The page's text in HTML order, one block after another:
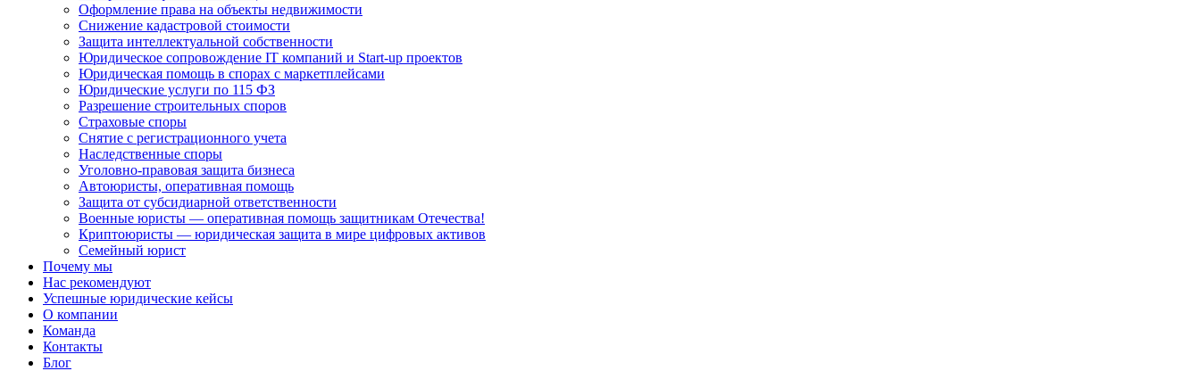
Оформление права на объекты недвижимости
Снижение кадастровой стоимости
Защита интеллектуальной собственности
Юридическое сопровождение IT компаний и Start-up проектов
Юридическая помощь в спорах с маркетплейсами
Юридические услуги по 115 ФЗ
Разрешение строительных споров
Страховые споры
Снятие с регистрационного учета
Наследственные споры
Уголовно-правовая защита бизнеса
Автоюристы, оперативная помощь
Защита от субсидиарной ответственности
Военные юристы — оперативная помощь защитникам Отечества!
Криптоюристы — юридическая защита в мире цифровых активов
Семейный юрист
Почему мы
Нас рекомендуют
Успешные юридические кейсы
О компании
Команда
Контакты
Блог